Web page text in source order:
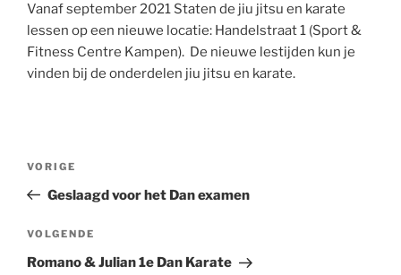
Vanaf september 2021 Staten de jiu jitsu en karate
lessen op een nieuwe locatie: Handelstraat 1 (Sport &
Fitness Centre Kampen). De nieuwe lestijden kun je
vinden bij de onderdelen jiu jitsu en karate.
Vorig
bericht
VORIGE
Geslaagd voor het Dan examen
Volgend
Bericht
VOLGENDE
Romano & Julian 1e Dan Karate